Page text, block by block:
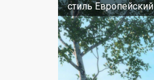
стиль Европейский